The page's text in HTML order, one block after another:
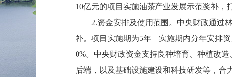
10亿元的项目实施油茶产业发展示范奖补，
2.资金安排及使用范围。中央财政通过
补。项目实施期为5年，实施期内分年安排
0%。中央财政资金支持良种培育、种植改
后端，以及基础设施建设和科技研发等，合